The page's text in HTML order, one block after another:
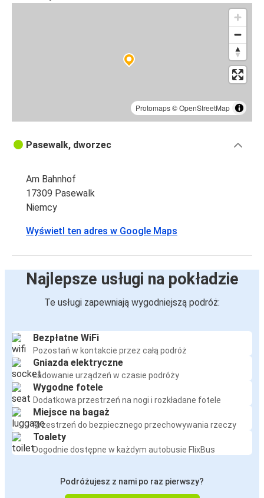
Protomaps©OpenStreetMap
Pasewalk, dworzec
Am Bahnhof
17309 Pasewalk
Niemcy
Wyświetl ten adres w Google Maps
Najlepsze usługi na pokładzie
Te usługi zapewniają wygodniejszą podróż:
Bezpłatne WiFi
Pozostań w kontakcie przez całą podróż
Gniazda elektryczne
Ładowanie urządzeń w czasie podróży
Wygodne fotele
Dodatkowa przestrzeń na nogi i rozkładane fotele
Miejsce na bagaż
Przestrzeń do bezpiecznego przechowywania rzeczy
Toalety
Dogodnie dostępne w każdym autobusie FlixBus
Podróżujesz z nami po raz pierwszy?